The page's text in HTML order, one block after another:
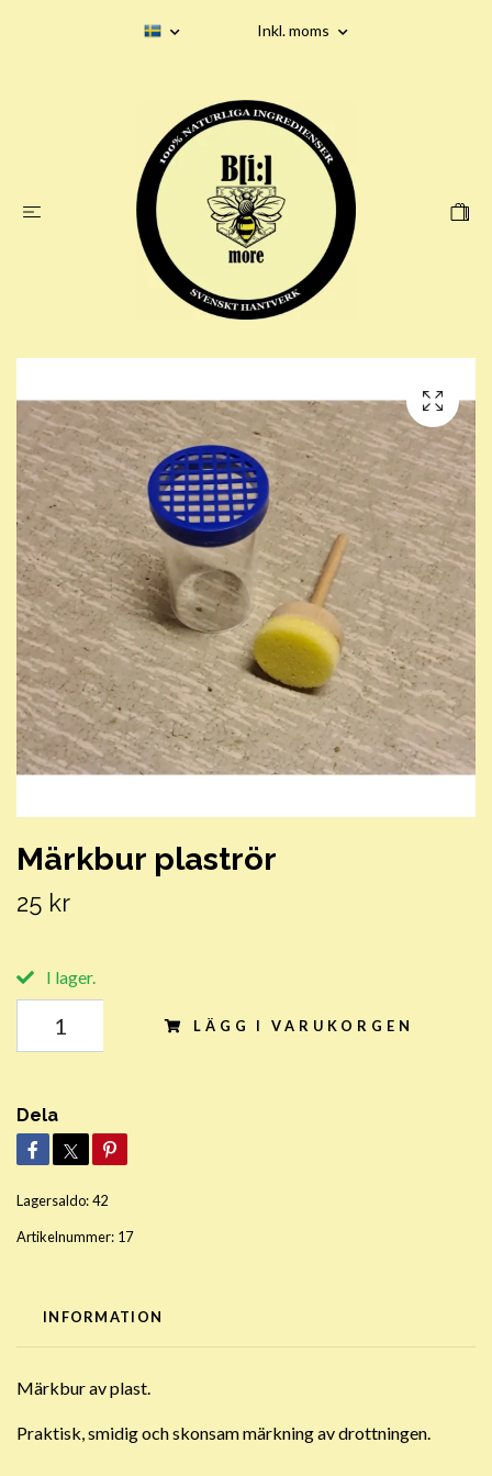
Inkl. moms
Märkbur plaströr
25 kr
I lager.
LÄGG I VARUKORGEN
Dela
Lagersaldo:42
Artikelnummer: 17
INFORMATION
Märkbur av plast.
Praktisk, smidig och skonsam märkning av drottningen.